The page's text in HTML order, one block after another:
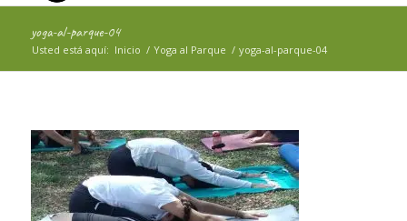
yoga-al-parque-04
Usted está aquí: Inicio / Yoga al Parque / yoga-al-parque-04